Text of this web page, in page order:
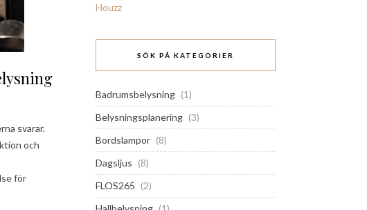
svarar.
och
för
Houzz
SÖK PÅ KATEGORIER
Badrumsbelysning (1)
Belysningsplanering (3)
Bordslampor (8)
Dagsljus (8)
FLOS265 (2)